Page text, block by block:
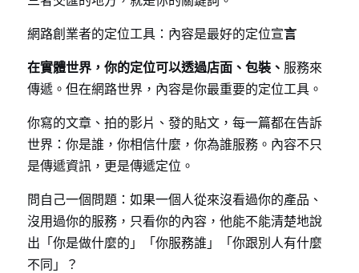
網路創業者的定位工具：內容是最好的定位宣言
在實體世界，你的定位可以透過店面、包裝、 服務來
傳遞。但在網路世界，內容是你最重要的定位工具。
你寫的文章、拍的影片、發的貼文，每一篇都在告訴
世界：你是誰，你相信什麼，你為誰服務。內容不只
是傳遞資訊，更是傳遞定位。
問自己一個問題：如果一個人從來沒看過你的產品、
沒用過你的服務，只看你的內容，他能不能清楚地說
出「你是做什麼的」「你服務誰」「你跟別人有什麼
不同」？